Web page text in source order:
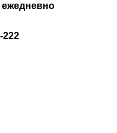
ежедневно
222